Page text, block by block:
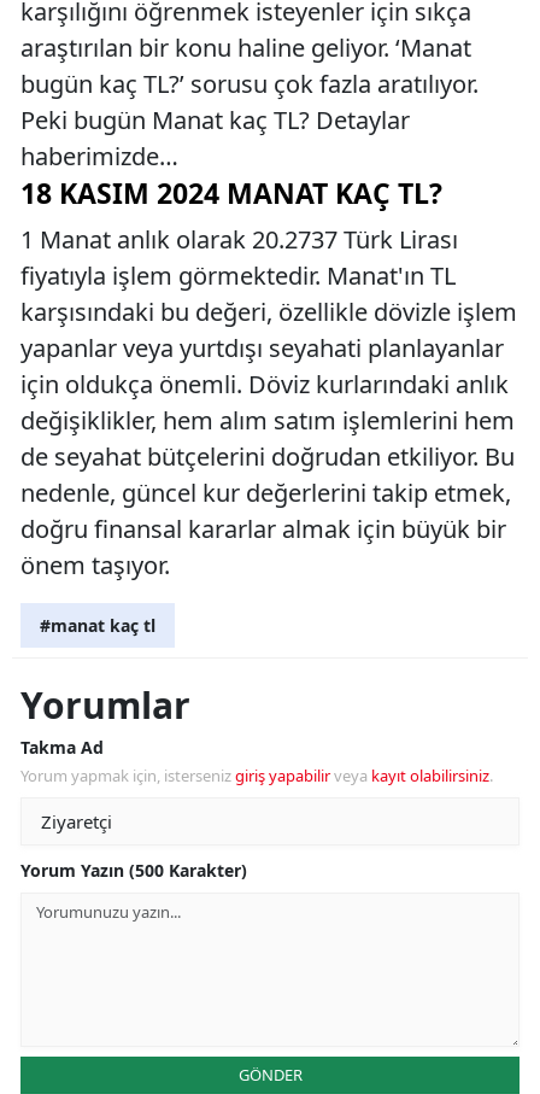
karşılığını öğrenmek isteyenler için sıkça
araştırılan bir konu haline geliyor. ‘Manat
bugün kaç TL?’ sorusu çok fazla aratılıyor.
Peki bugün Manat kaç TL? Detaylar
haberimizde…
18 KASIM 2024 MANAT KAÇ TL?
1 Manat anlık olarak 20.2737 Türk Lirası
fiyatıyla işlem görmektedir. Manat'ın TL
karşısındaki bu değeri, özellikle dövizle işlem
yapanlar veya yurtdışı seyahati planlayanlar
için oldukça önemli. Döviz kurlarındaki anlık
değişiklikler, hem alım satım işlemlerini hem
de seyahat bütçelerini doğrudan etkiliyor. Bu
nedenle, güncel kur değerlerini takip etmek,
doğru finansal kararlar almak için büyük bir
önem taşıyor.
#manat kaç tl
Yorumlar
Takma Ad
Yorum yapmak için, istersenizgiriş yapabilirveya kayıt olabilirsiniz.
Yorum Yazın (500 Karakter)
GÖNDER